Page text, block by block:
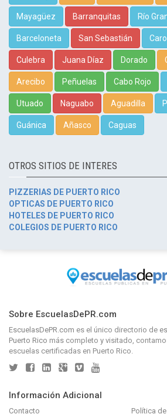
Mayagüez Barranquitas Río
Barceloneta San Sebastián
Culebra Juana Díaz Dorado
Arecibo Peñuelas Cabo Rojo
Utuado Naguabo Aguadilla
Guánica Añasco Caguas
OTROS SITIOS DE INTERES
PIZZERIAS DE PUERTO RICO
OPTICAS DE PUERTO RICO
HOTELES DE PUERTO RICO
COLEGIOS DE PUERTO RICO
Sobre EscuelasDePR.com
EscuelasDePR.com es el único directorio de
Puerto Rico más completo y visitado,
escuelas certificadas en Puerto Rico.
Información Adicional
Contacto Política